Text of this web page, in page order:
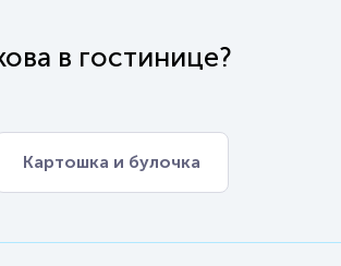
в гостинице?
Картошка и булочка